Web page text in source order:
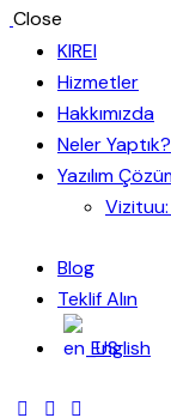
Close
KIREI
Hizmetler
Hakkımızda
Neler Yaptık?
Yazılım
Vizituu:
Blog
Teklif Alın
English